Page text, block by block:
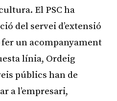
El PSC ha
del servei d’extensió
un acompanyament
línia, Ordeig
públics han de
a l’empresari,